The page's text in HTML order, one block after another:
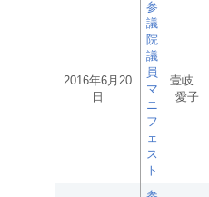
2016年6月20
日
参
議
院
議
員
マ
ニ
フ
ェ
ス
ト
壹岐
愛子